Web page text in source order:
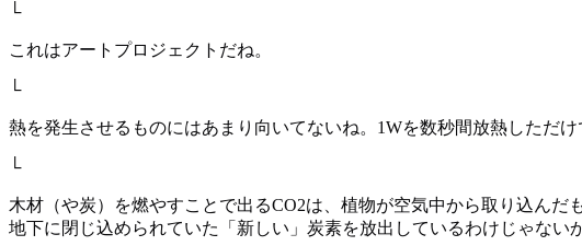
└
これはアートプロジェクトだね。
└
熱を発生させるものにはあまり向いてないね。1Wを数秒間放熱しただ
└
木材（や炭）を燃やすことで出るCO2は、植物が空気中から取り込ん
地下に閉じ込められていた「新しい」炭素を放出しているわけじゃない